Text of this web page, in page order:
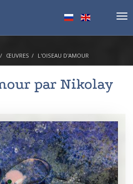
ŒUVRES L'OISEAU D'AMOUR
par Nikolay